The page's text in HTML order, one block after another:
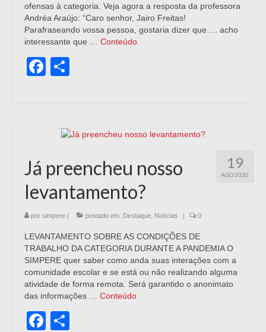
ofensas à categoria. Veja agora a resposta da professora
Andréa Araújo: “Caro senhor, Jairo Freitas!
Parafraseando vossa pessoa, gostaria dizer que…. acho
interessante que … Conteúdo
Facebook
19
AGO 2020
Já preencheu nosso
levantamento?
por simpere | postado em: Destaque Notícias | 0
LEVANTAMENTO SOBRE AS CONDIÇÕES DE
TRABALHO DA CATEGORIA DURANTE A PANDEMIA O
SIMPERE quer saber como anda suas interações com a
comunidade escolar e se está ou não realizando alguma
atividade de forma remota. Será garantido o anonimato
das informações … Conteúdo
Facebook